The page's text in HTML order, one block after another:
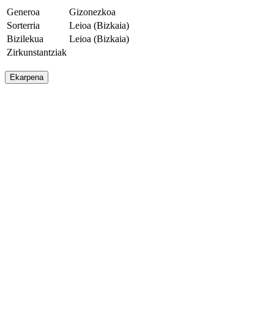
Generoa
Gizonezkoa
Sorterria
Leioa (Bizkaia)
Bizilekua
Leioa (Bizkaia)
Zirkunstantziak